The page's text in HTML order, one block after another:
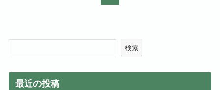
検索
最近の投稿